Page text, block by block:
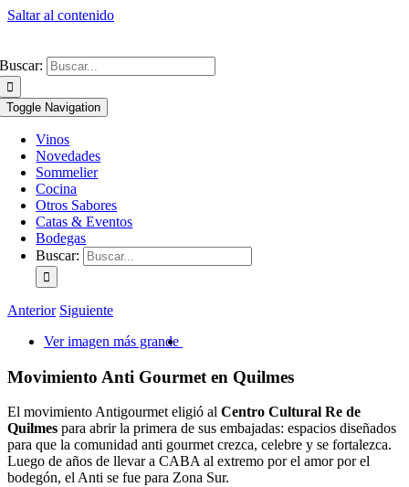
Saltar al contenido
Buscar:
Toggle Navigation
Vinos
Novedades
Sommelier
Cocina
Otros Sabores
Catas & Eventos
Bodegas
Buscar:
Anterior Siguiente
Ver imagen más grande
Movimiento Anti Gourmet en Quilmes
El movimiento Antigourmet eligió al Centro Cultural Re de
Quilmes para abrir la primera de sus embajadas: espacios diseñados
para que la comunidad anti gourmet crezca, celebre y se fortalezca.
Luego de años de llevar a CABA al extremo por el amor por el
bodegón, el Anti se fue para Zona Sur.